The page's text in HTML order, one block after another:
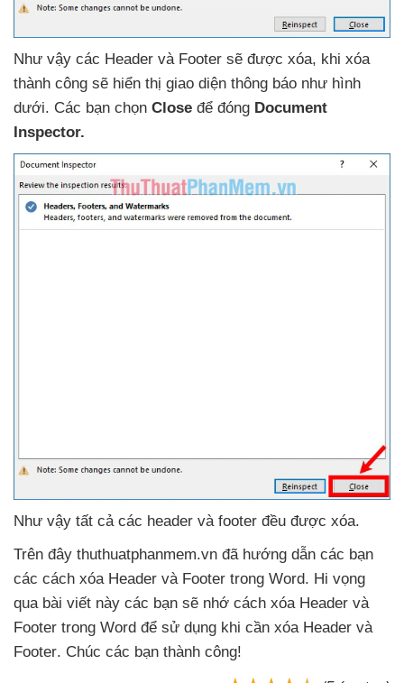
Như vậy các Header và Footer sẽ được xóa, khi xóa
thành công sẽ hiển thị giao diện thông báo như hình
dưới. Các bạn chọn Close để đóng Document
Inspector.
Như vậy tất cả các header và footer đều được xóa.
Trên đây thuthuatphanmem.vn đã hướng dẫn các bạn
các cách xóa Header và Footer trong Word. Hi vọng
qua bài viết này các bạn sẽ nhớ cách xóa Header và
Footer trong Word để sử dụng khi cần xóa Header và
Footer. Chúc các bạn thành công!